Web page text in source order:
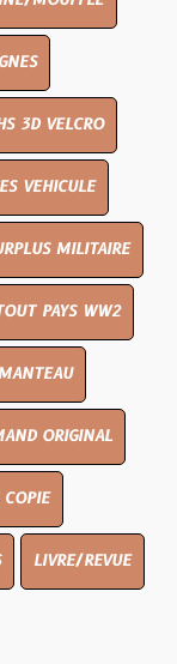
3D VELCRO
VEHICULE
MILITAIRE
PAYS WW2
ORIGINAL
LIVRE/REVUE